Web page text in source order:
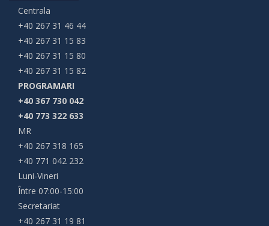
Centrala
+40 267 31 46 44
+40 267 31 15 83
+40 267 31 15 80
+40 267 31 15 82
PROGRAMARI
+40 367 730 042
+40 773 322 633
MR
+40 267 318 165
+40 771 042 232
Luni-Vineri
Între 07:00-15:00
Secretariat
+40 267 31 19 81